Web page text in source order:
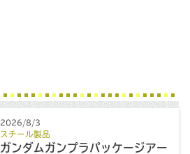
2026/8/3
スチール製品
ガンダムガンプラパッケージアー